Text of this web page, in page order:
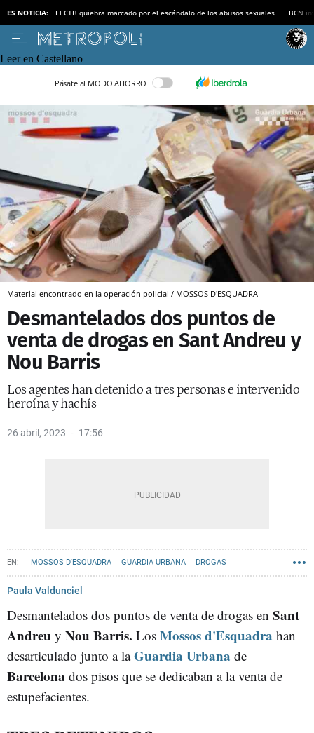
ES NOTICIA: El CTB quiebra marcado por el escándalo de los abusos sexuales BCN
Leer en Castellano
Pásate al MODO AHORRO
Material encontrado en la operación policial / MOSSOS D'ESQUADRA
Desmantelados dos puntos de
venta de drogas en Sant Andreu y
Nou Barris
Los agentes han detenido a tres personas e intervenido
heroína y hachís
26 abril, 2023 17:56
MOSSOS D'ESQUADRA GUARDIA URBANA DROGAS
Paula Valdunciel
Desmantelados dos puntos de venta de drogas en Sant
Andreu y Nou Barris. Los Mossos d'Esquadra han
desarticulado junto a laGuardia Urbana de
Barcelona dos pisos que se dedicaban a la venta de
estupefacientes.